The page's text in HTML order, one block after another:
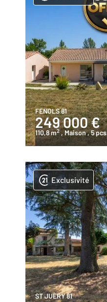
FENOLS 81
249 000 €
110,8 m2 , Maison, 5 pcs
Exclusivité
ST JUERY 81